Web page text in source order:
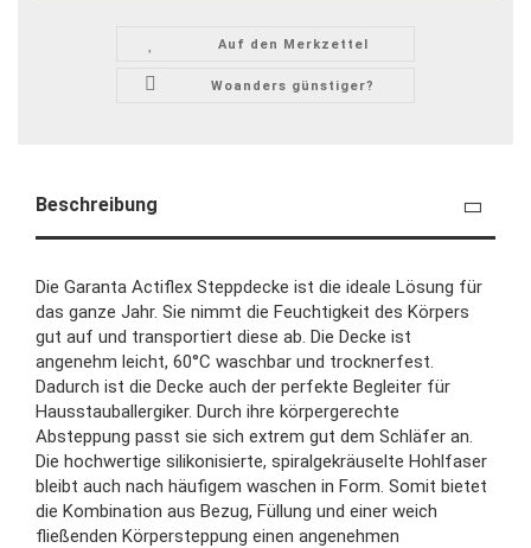
Auf den Merkzettel
Woanders günstiger?
Beschreibung
Die Garanta Actiflex Steppdecke ist die ideale Lösung für
das ganze Jahr. Sie nimmt die Feuchtigkeit des Körpers
gut auf und transportiert diese ab. Die Decke ist
angenehm leicht, 60°C waschbar und trocknerfest.
Dadurch ist die Decke auch der perfekte Begleiter für
Hausstauballergiker. Durch ihre körpergerechte
Absteppung passt sie sich extrem gut dem Schläfer an.
Die hochwertige silikonisierte, spiralgekräuselte Hohlfaser
bleibt auch nach häufigem waschen in Form. Somit bietet
die Kombination aus Bezug, Füllung und einer weich
fließenden Körpersteppung einen angenehmen